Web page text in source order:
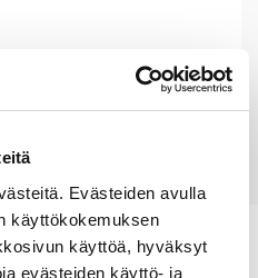
Evästeiden avulla
käyttökokemuksen
käyttöä, hyväksyt
evästeiden käyttö- ja